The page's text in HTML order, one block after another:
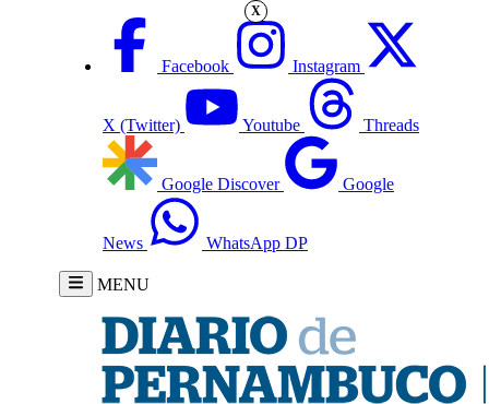
Facebook Instagram
X (Twitter) Youtube Threads
Google Discover Google
News WhatsApp DP
MENU
X